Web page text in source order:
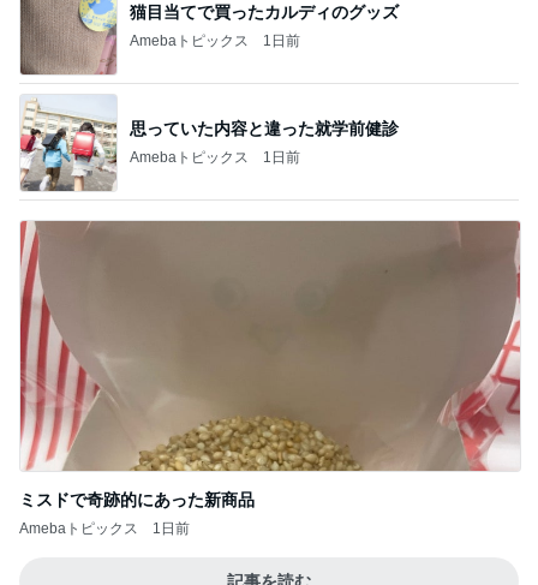
猫目当てで買ったカルディのグッズ
Amebaトピックス 1日前
思っていた内容と違った就学前健診
Amebaトピックス 1日前
ミスドで奇跡的にあった新商品
Amebaトピックス 1日前